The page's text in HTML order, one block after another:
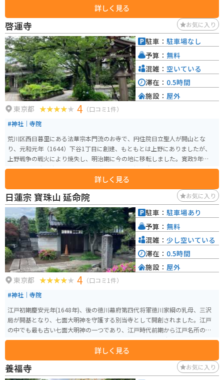
り、定期的に企画展や特別展が開催されます。また、ギャラリースペースと
しても利用でき、様々なアートイベントが行われています。 アクセスも便利
で、JR日暮里駅から徒歩6分、千代田線千駄木駅から徒歩8分の場所にありま
す。美術館周辺には、谷中銀座商店街やカフェなどもあり、散策と合わせて
訪れるのに最適なスポットです。
詳しく見る
啓運寺 お気に入り
東京都 4 （口コミ1件）
#神社｜寺院
荒川区西日暮里にある法華宗本門流のお寺で、円住院日立聖人が開山とな
り、元和元年（1644）下谷1丁目に創建、もともとは上野にありましたが、
上野戦争の戦火により焼失し、明治期に今の地に移転しました。寛政9年以東
光雲作の木造毘沙門天像、荒川区登録文化財の銘庚申塔などがあり見ごたえ
詳しく見る
駐車： 駐車場なし
予算： 無料
混雑： 空いている
滞在： 0.5時間
施設： 屋外
日蓮宗 寶珠山 延命院 お気に入り
東京都 4 （口コミ1件）
#神社｜寺院
江戸初期慶安元年(1648年)、後の徳川幕府第四代将軍徳川家綱の乳母、三沢
局が開基となり、七面大明神を守護する別当寺として開創されました。江戸
の中でも最も古い七面大明神の一つであり、江戸時代前期から江戸名所の一
つとして知られ、多くの参詣者を集めました。特に江戸城大奥から信仰を集
め、正室の代参（本人に代わっての参拝）や、女中の祈願が盛んに行われた
ことで知られています。また、延命院は「谷中七福神巡り」の一環として訪
れることも多く、観光スポットとして人気があります。特に初詣や節分の時
詳しく見る
駐車： 駐車場あり
予算： 無料
混雑： 少し空いている
滞在： 0.5時間
施設： 屋外
養福寺 お気に入り